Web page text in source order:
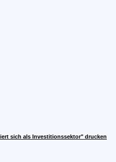
sich als Investitionssektor" drucken